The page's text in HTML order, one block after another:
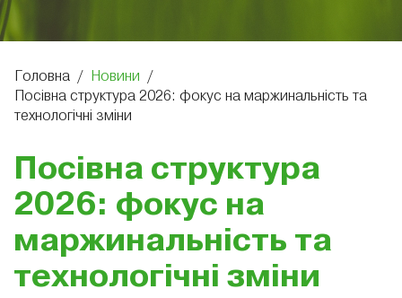
Головна / Новини /
Посівна структура 2026: фокус на маржинальність та
технологічні зміни
Посівна структура
2026: фокус на
маржинальність та
технологічні зміни